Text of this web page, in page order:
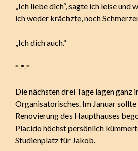
„Ich liebe dich“, sagte ich leise und
ich weder krächzte, noch
„Ich dich auch.“
*-*-*
Die nächsten drei Tage lagen ganz
Organisatorisches. Im Januar
Renovierung des Haupthauses
Placido höchst persönlich
Studienplatz für Jakob.